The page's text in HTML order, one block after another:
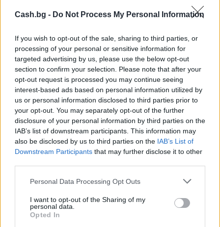
Cash.bg - Do Not Process My Personal Information
If you wish to opt-out of the sale, sharing to third parties, or
processing of your personal or sensitive information for
targeted advertising by us, please use the below opt-out
section to confirm your selection. Please note that after your
opt-out request is processed you may continue seeing
interest-based ads based on personal information utilized by
us or personal information disclosed to third parties prior to
your opt-out. You may separately opt-out of the further
disclosure of your personal information by third parties on the
IAB’s list of downstream participants. This information may
also be disclosed by us to third parties on the IAB’s List of
Downstream Participants that may further disclose it to other
Personal Data Processing Opt Outs
I want to opt-out of the Sharing of my
personal data.
Opted In
Природен газ от Кипър ще потече към
Европа през 2028 година
09.08.2026 / 17:30